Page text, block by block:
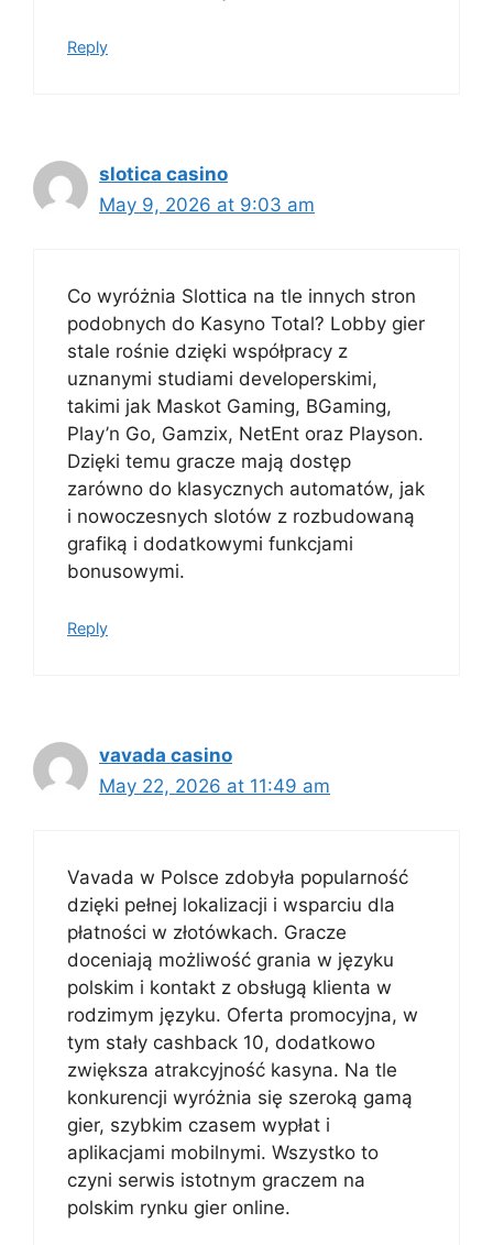
Reply
slotica casino
May 9, 2026 at 9:03 am
Co wyróżnia Slottica na tle innych stron
podobnych do Kasyno Total? Lobby gier
stale rośnie dzięki współpracy z
uznanymi studiami developerskimi,
takimi jak Maskot Gaming, BGaming,
Play’n Go, Gamzix, NetEnt oraz Playson.
Dzięki temu gracze mają dostęp
zarówno do klasycznych automatów, jak
i nowoczesnych slotów z rozbudowaną
grafiką i dodatkowymi funkcjami
bonusowymi.
Reply
vavada casino
May 22, 2026 at 11:49 am
Vavada w Polsce zdobyła popularność
dzięki pełnej lokalizacji i wsparciu dla
płatności w złotówkach. Gracze
doceniają możliwość grania w języku
polskim i kontakt z obsługą klienta w
rodzimym języku. Oferta promocyjna, w
tym stały cashback 10, dodatkowo
zwiększa atrakcyjność kasyna. Na tle
konkurencji wyróżnia się szeroką gamą
gier, szybkim czasem wypłat i
aplikacjami mobilnymi. Wszystko to
czyni serwis istotnym graczem na
polskim rynku gier online.